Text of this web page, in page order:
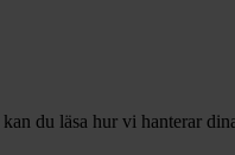
kan du läsa hur vi hanterar